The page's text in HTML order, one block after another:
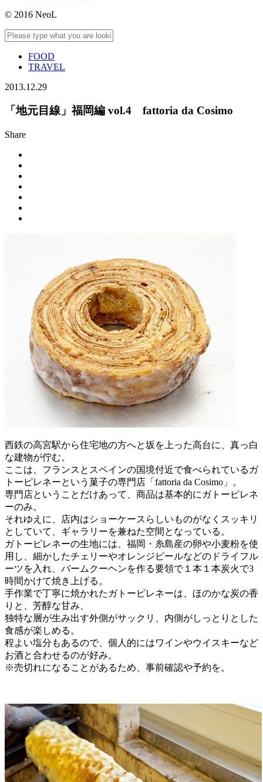
© 2016 NeoL
FOOD
TRAVEL
2013.12.29
「地元目線」福岡編 vol.4 fattoria da Cosimo
Share
西鉄の高宮駅から住宅地の方へと坂を上った高台に、真っ白
な建物が佇む。
ここは、フランスとスペインの国境付近で食べられているガ
トーピレネーという菓子の専門店「fattoria da Cosimo」。
専門店ということだけあって、商品は基本的にガトーピレネ
ーのみ。
それゆえに、店内はショーケースらしいものがなくスッキリ
としていて、ギャラリーを兼ねた空間となっている。
ガトーピレネーの生地には、福岡・糸島産の卵や小麦粉を使
用し、細かしたチェリーやオレンジピールなどのドライフル
ーツを入れ、バームクーヘンを作る要領で１本１本炭火で3
時間かけて焼き上げる。
手作業で丁寧に焼かれたガトーピレネーは、ほのかな炭の香
りと、芳醇な甘み、
独特な層が生み出す外側がサックリ、内側がしっとりとした
食感が楽しめる。
程よい塩分もあるので、個人的にはワインやウイスキーなど
お酒と合わせるのが好み。
※売切れになることがあるため、事前確認や予約を。